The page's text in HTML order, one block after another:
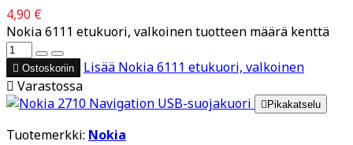
4,90 €
Nokia 6111 etukuori, valkoinen tuotteen määrä kenttä
 Ostoskoriin Lisää Nokia 6111 etukuori, valkoinen
 Varastossa
 Pikakatselu
Tuotemerkki: Nokia